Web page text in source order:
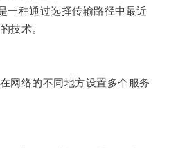
种通过选择传输路径中最近
技术。
络的不同地方设置多个服务